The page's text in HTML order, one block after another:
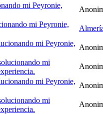
mi Peyronie,
mi Peyronie,
mi Peyronie,
mi
mi Peyronie,
mi